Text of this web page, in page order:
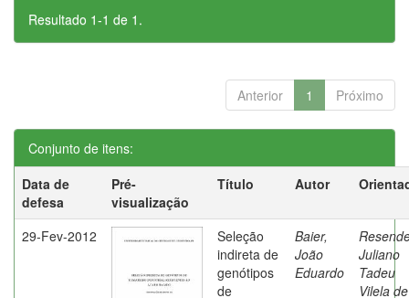
Resultado 1-1 de 1.
Anterior 1 Próximo
Conjunto de itens:
Data de
defesa
Pré-
visualização
Título Autor
29-Fev-2012
Seleção
indireta de
genótipos
de
Baier,
João
Eduardo
Juliano
Tadeu
Vilela de